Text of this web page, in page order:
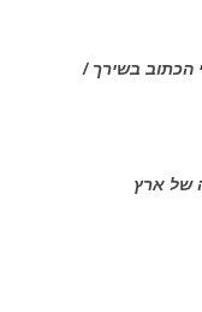
הכתוב בשירך /
של ארץ